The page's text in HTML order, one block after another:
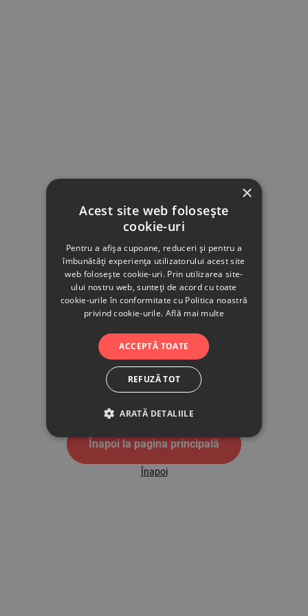
500
Înapoi la pagina principală
Înapoi
×
Acest site web folosește
cookie-uri
Pentru a afișa cupoane, reduceri și pentru a
îmbunătăți experiența utilizatorului acest site
web folosește cookie-uri. Prin utilizarea site-
ului nostru web, sunteți de acord cu toate
cookie-urile în conformitate cu Politica noastră
privind cookie-urile. Află mai multe
ACCEPTĂ TOATE
REFUZĂ TOT
ARATĂ DETALIILE